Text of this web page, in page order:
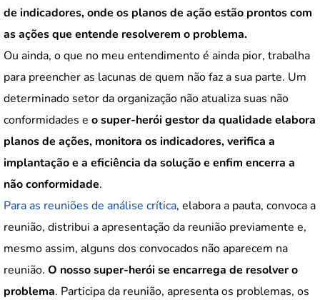
de indicadores, onde os planos de ação estão prontos com
as ações que entende resolverem o problema.
Ou ainda, o que no meu entendimento é ainda pior, trabalha
para preencher as lacunas de quem não faz a sua parte. Um
determinado setor da organização não atualiza suas não
conformidades e o super-herói gestor da qualidade elabora
planos de ações, monitora os indicadores, verifica a
implantação e a eficiência da solução e enfim encerra a
não conformidade.
Para as reuniões de análise crítica, elabora a pauta, convoca a
reunião, distribui a apresentação da reunião previamente e,
mesmo assim, alguns dos convocados não aparecem na
reunião. O nosso super-herói se encarrega de resolver o
problema. Participa da reunião, apresenta os problemas, os